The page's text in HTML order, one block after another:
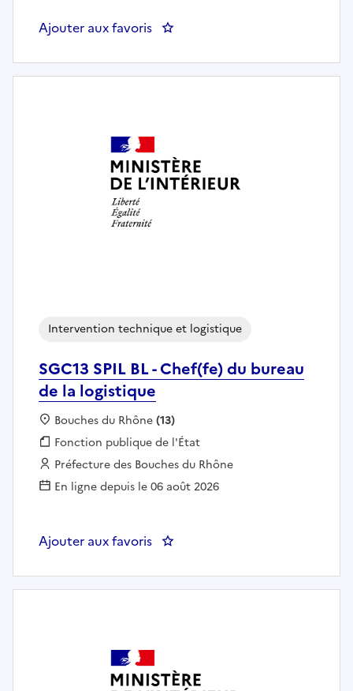
Ajouter aux favoris : Agent(e) polyvalent(e) de
SGC13 SPIL BL - Chef(fe) du bureau
de la logistique
Intervention technique et logistique
Localisation :
Bouches du Rhône(13)
Fonction publique :
Fonction publique de l'État
Employeur :
Préfecture des Bouches du Rhône
En ligne depuis le 06 août 2026
Ajouter aux favoris : SGC13 SPIL BL - Chef(fe) du